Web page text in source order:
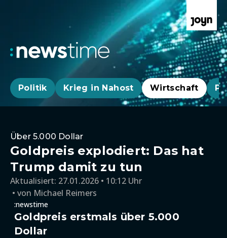
Politik Krieg in Nahost Wirtschaft
Über 5.000 Dollar
Goldpreis explodiert: Das hat
Trump damit zu tun
Aktualisiert: 27.01.2026 • 10:12 Uhr
von Michael Reimers
:newstime
Goldpreis erstmals über 5.000
Dollar